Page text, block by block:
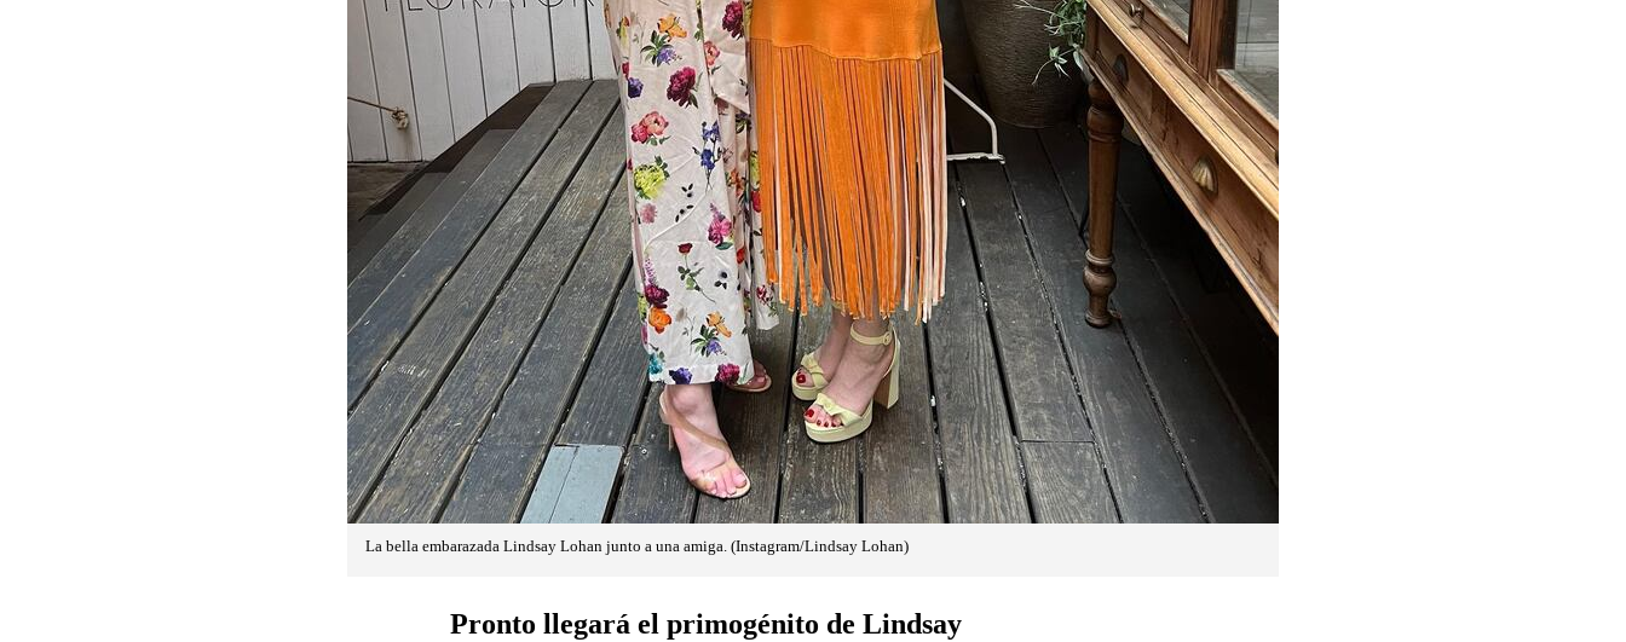
La bella embarazada Lindsay Lohan junto a una amiga. (Instagram/Lindsay Lohan)
Pronto llegará el primogénito de Lindsay